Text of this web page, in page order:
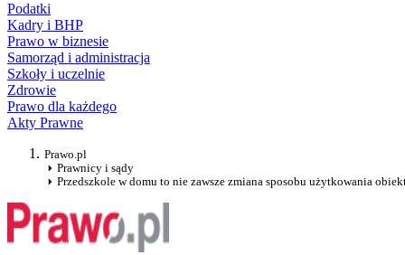
Podatki
Kadry i BHP
Prawo w biznesie
Samorząd i administracja
Szkoły i uczelnie
Zdrowie
Prawo dla każdego
Akty Prawne
Prawo.pl
Prawnicy i sądy
Przedszkole w domu to nie zawsze zmiana sposobu użytkowania